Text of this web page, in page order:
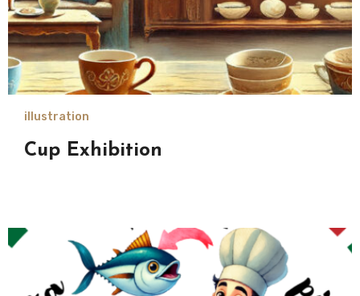
illustration
Cup Exhibition